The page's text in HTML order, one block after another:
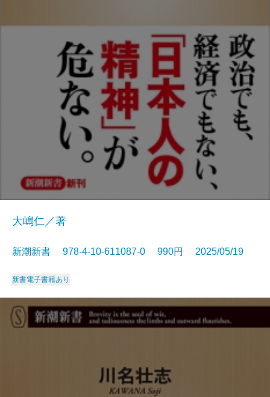
大嶋仁／著
新潮新書 978-4-10-611087-0 990円 2025/05/19
新書電子書籍あり